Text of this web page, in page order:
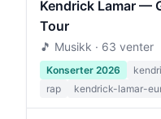
Kendrick Lamar —
Tour
🎵 Musikk · 63 venter
Konserter 2026
rap
kendrick-lamar-